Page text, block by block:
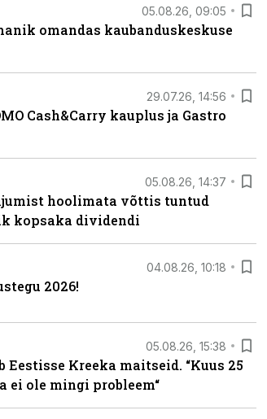
05.08.26, 09:05
omandas kaubanduskeskuse
29.07.26, 14:56
Cash&Carry kauplus ja Gastro
05.08.26, 14:37
hoolimata võttis tuntud
kopsaka dividendi
04.08.26, 10:18
2026!
05.08.26, 15:38
Eestisse Kreeka maitseid. “Kuus 25
ei ole mingi probleem“